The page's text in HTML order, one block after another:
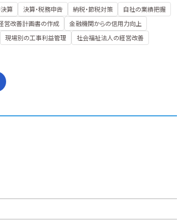
算 決算・税務申告 納税・節税対策
自社の業績把握
営改善計画書の作成
金融機関からの信用力向上
現場別の工事利益管理
社会福祉法人の経営改善